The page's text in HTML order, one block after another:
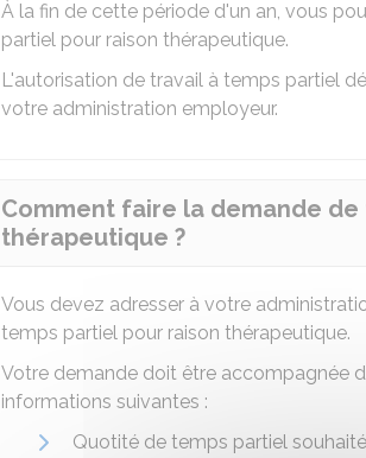
À la fin de cette période d'un an, vous
partiel pour raison thérapeutique.
L'autorisation de travail à temps partiel
votre administration employeur.
Comment faire la demande
thérapeutique ?
Vous devez adresser à votre
temps partiel pour raison thérapeutique.
Votre demande doit être accompagnée
informations suivantes :
Quotité de temps partiel